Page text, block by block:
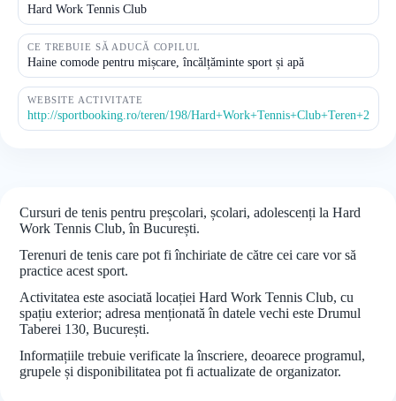
Hard Work Tennis Club
CE TREBUIE SĂ ADUCĂ COPILUL
Haine comode pentru mișcare, încălțăminte sport și apă
WEBSITE ACTIVITATE
http://sportbooking.ro/teren/198/Hard+Work+Tennis+Club+Teren+2
Cursuri de tenis pentru preșcolari, școlari, adolescenți la Hard
Work Tennis Club, în București.
Terenuri de tenis care pot fi închiriate de către cei care vor să
practice acest sport.
Activitatea este asociată locației Hard Work Tennis Club, cu
spațiu exterior; adresa menționată în datele vechi este Drumul
Taberei 130, București.
Informațiile trebuie verificate la înscriere, deoarece programul,
grupele și disponibilitatea pot fi actualizate de organizator.